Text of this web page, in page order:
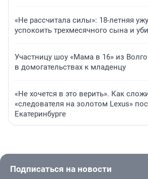
«Не рассчитала силы»: 18-летняя
успокоить трехмесячного сына и
Участницу шоу «Мама в 16» из
в домогательствах к младенцу
«Не хочется в это верить». Как
«следователя на золотом Lexus»
Екатеринбурге
Подписаться на новости